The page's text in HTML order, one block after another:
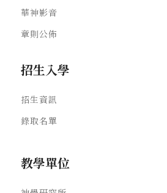
華神影音
章則公佈
招生入學
招生資訊
錄取名單
教學單位